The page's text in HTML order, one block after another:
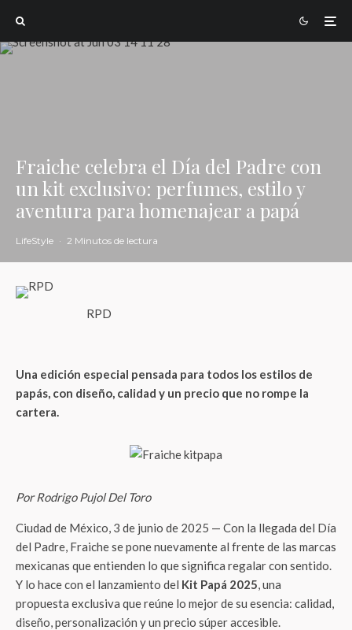
Fraiche celebra el Día del Padre con
un kit exclusivo: perfumes, estilo y
aventura para homenajear a papá
LifeStyle · 2 Minutos de lectura
RPD
Una edición especial pensada para todos los estilos de
papás, con diseño, calidad y un precio que no rompe la
cartera.
Por Rodrigo Pujol Del Toro
Ciudad de México, 3 de junio de 2025 — Con la llegada del Día
del Padre, Fraiche se pone nuevamente al frente de las marcas
mexicanas que entienden lo que significa regalar con sentido.
Y lo hace con el lanzamiento del Kit Papá 2025, una
propuesta exclusiva que reúne lo mejor de su esencia: calidad,
diseño, personalización y un precio súper accesible.